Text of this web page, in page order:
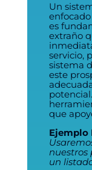
Un
es
extraño
servicio,
sistema
este
que
Ejemplo
nuestros
un